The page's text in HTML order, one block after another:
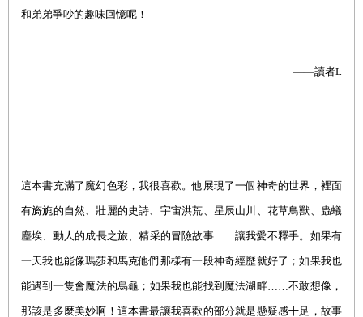
和弟弟爭吵的趣味回憶呢！
——讀者L
這本書充滿了魔幻色彩，我很喜歡。他展現了一個神奇的世界，裡面
有旖旎的自然、壯麗的史詩、宇宙洪荒、星辰山川、花草鳥獸、蟲蟻
塵埃、動人的成長之旅、精采的冒險故事……讓我愛不釋手。如果有
一天我也能像瑪莎和馬克他們那樣有一段神奇經歷就好了；如果我也
能遇到一隻會魔法的烏龜；如果我也能找到魔法湖畔……不敢想像，
那該是多麼美妙啊！這本書最讓我喜歡的部分就是懸疑感十足，故事